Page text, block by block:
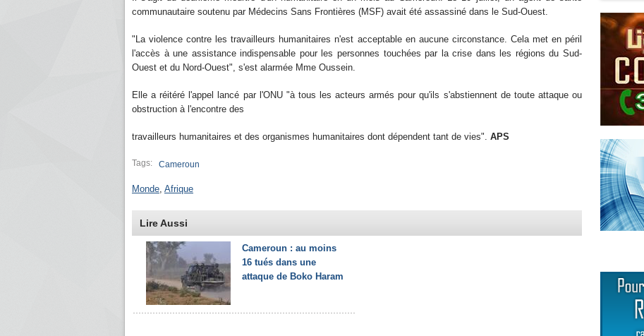
communautaire soutenu par Médecins Sans Frontières (MSF) avait été assassiné dans le Sud-Ouest.
"La violence contre les travailleurs humanitaires n'est acceptable en aucune circonstance. Cela met en péril
l'accès à une assistance indispensable pour les personnes touchées par la crise dans les régions du Sud-
Ouest et du Nord-Ouest", s'est alarmée Mme Oussein.
Elle a réitéré l'appel lancé par l'ONU "à tous les acteurs armés pour qu'ils s'abstiennent de toute attaque ou
obstruction à l'encontre des
travailleurs humanitaires et des organismes humanitaires dont dépendent tant de vies". APS
Tags: Cameroun
Monde, Afrique
Lire Aussi
Cameroun : au moins
16 tués dans une
attaque de Boko Haram